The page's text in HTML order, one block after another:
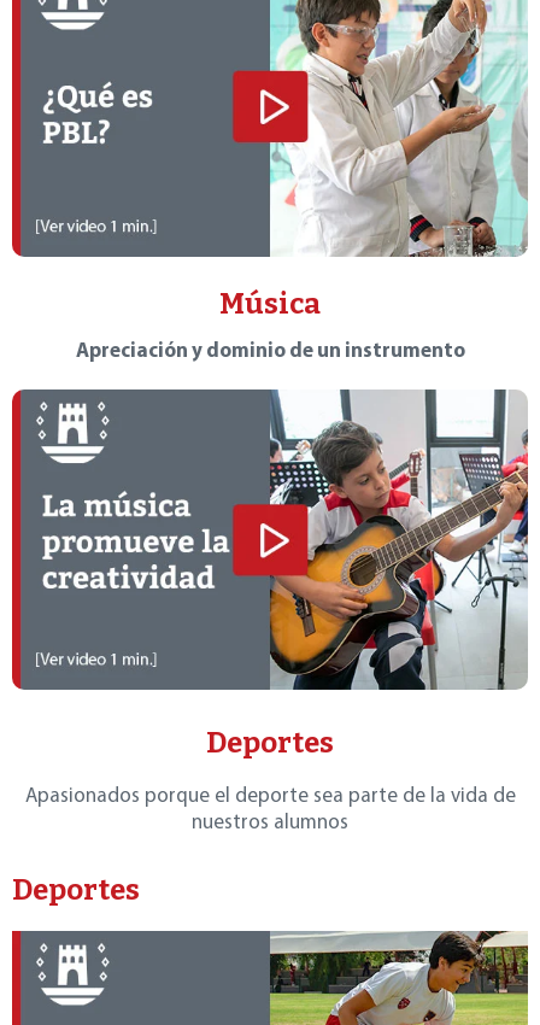
Música
Apreciación y dominio de un instrumento
Deportes
Apasionados porque el deporte sea parte de la vida de
nuestros alumnos
Deportes